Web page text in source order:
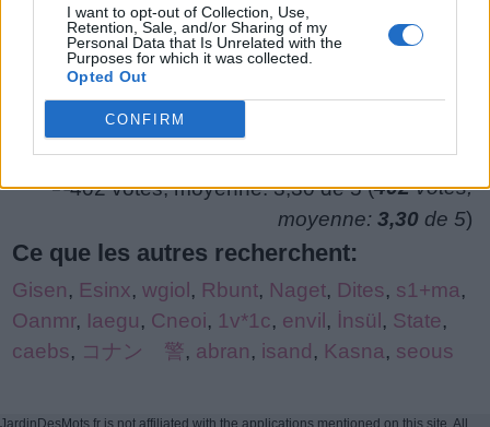
I want to opt-out of Collection, Use,
Retention, Sale, and/or Sharing of my
Personal Data that Is Unrelated with the
Purposes for which it was collected.
Opted Out
CONFIRM
puzzle:
(402votes,
moyenne: 3,30 de 5)
Ce que les autres recherchent:
Gisen, Esinx, wgiol, Rbunt, Naget, Dites, s1+ma,
Oanmr, Iaegu, Cneoi, 1v*1c, envil, İnsül, State,
caebs, コナン 警, abran, isand, Kasna, seous
JardinDesMots.fr is not affiliated with the applications mentioned on this site. All